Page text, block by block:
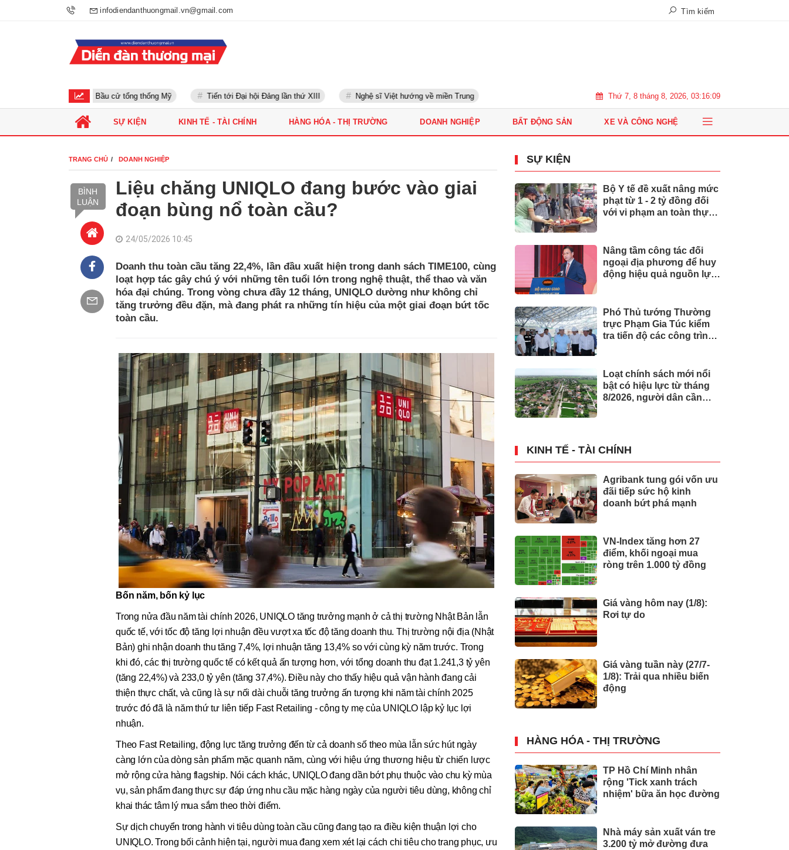
infodiendanthuongmail.vn@gmail.com Tìm kiếm
Bầu cử tổng thống Mỹ Tiến tới Đại hội Đảng lần thứ XIII Nghệ sĩ Việt hướng về miền Trung Thứ 7, 8 tháng 8, 2026, 03:16:10
SỰ KIỆN KINH TẾ - TÀI CHÍNH HÀNG HÓA - THỊ TRƯỜNG DOANH NGHIỆP BẤT ĐỘNG SẢN XE VÀ CÔNG NGHỆ
TRANG CHỦ DOANH NGHIỆP
BÌNH
LUẬN
Liệu chăng UNIQLO đang bước vào giai
đoạn bùng nổ toàn cầu?
24/05/2026 10:45
Doanh thu toàn cầu tăng 22,4%, lần đầu xuất hiện trong danh sách TIME100, cùng
loạt hợp tác gây chú ý với những tên tuổi lớn trong nghệ thuật, thể thao và văn
hóa đại chúng. Trong vòng chưa đầy 12 tháng, UNIQLO dường như không chỉ
tăng trưởng đều đặn, mà đang phát ra những tín hiệu của một giai đoạn bứt tốc
toàn cầu.
Bốn năm, bốn kỷ lục
Trong nửa đầu năm tài chính 2026, UNIQLO tăng trưởng mạnh ở cả thị trường Nhật Bản lẫn
quốc tế, với tốc độ tăng lợi nhuận đều vượt xa tốc độ tăng doanh thu. Thị trường nội địa (Nhật
Bản) ghi nhận doanh thu tăng 7,4%, lợi nhuận tăng 13,4% so với cùng kỳ năm trước. Trong
khi đó, các thị trường quốc tế có kết quả ấn tượng hơn, với tổng doanh thu đạt 1.241,3 tỷ yên
(tăng 22,4%) và 233,0 tỷ yên (tăng 37,4%). Điều này cho thấy hiệu quả vận hành đang cải
thiện thực chất, và cũng là sự nối dài chuỗi tăng trưởng ấn tượng khi năm tài chính 2025
trước đó đã là năm thứ tư liên tiếp Fast Retailing - công ty mẹ của UNIQLO lập kỷ lục lợi
nhuận.
Theo Fast Retailing, động lực tăng trưởng đến từ cả doanh số theo mùa lẫn sức hút ngày
càng lớn của dòng sản phẩm mặc quanh năm, cùng với hiệu ứng thương hiệu từ chiến lược
mở rộng cửa hàng flagship. Nói cách khác, UNIQLO đang dần bớt phụ thuộc vào chu kỳ mùa
vụ, sản phẩm đang thực sự đáp ứng nhu cầu mặc hàng ngày của người tiêu dùng, không chỉ
khai thác tâm lý mua sắm theo thời điểm.
Sự dịch chuyển trong hành vi tiêu dùng toàn cầu cũng đang tạo ra điều kiện thuận lợi cho
UNIQLO. Trong bối cảnh hiện tại, người mua đang xem xét lại cách chi tiêu cho trang phục, ưu
SỰ KIỆN
Bộ Y tế đề xuất nâng mức
phạt từ 1 - 2 tỷ đồng đối
với vi phạm an toàn thực
Nâng tầm công tác đối
ngoại địa phương để huy
động hiệu quả nguồn lực
Phó Thủ tướng Thường
trực Phạm Gia Túc kiểm
tra tiến độ các công trình
Loạt chính sách mới nổi
bật có hiệu lực từ tháng
8/2026, người dân cần
KINH TẾ - TÀI CHÍNH
Agribank tung gói vốn ưu
đãi tiếp sức hộ kinh
doanh bứt phá mạnh
VN-Index tăng hơn 27
điểm, khối ngoại mua
ròng trên 1.000 tỷ đồng
Giá vàng hôm nay (1/8):
Rơi tự do
Giá vàng tuần này (27/7-
1/8): Trải qua nhiều biến
động
HÀNG HÓA - THỊ TRƯỜNG
TP Hồ Chí Minh nhân
rộng 'Tick xanh trách
nhiệm' bữa ăn học đường
Nhà máy sản xuất ván tre
3.200 tỷ mở đường đưa